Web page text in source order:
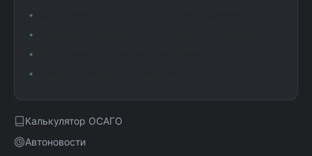
Калькулятор ОСАГО
Автоновости